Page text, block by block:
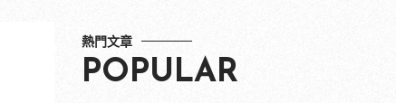
熱門文章
POPULAR